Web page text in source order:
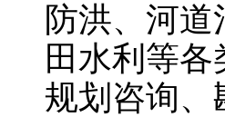
防洪、河
田水利等
规划咨询、